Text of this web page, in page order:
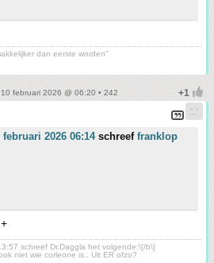
dan eerste worden"
februari 2026 @ 06:20 • 242
2026 06:14schreef franklop
schreef Dr.Daggla het volgende:\[/b\]
niet wie corleone is.. Uit ER ofzo?